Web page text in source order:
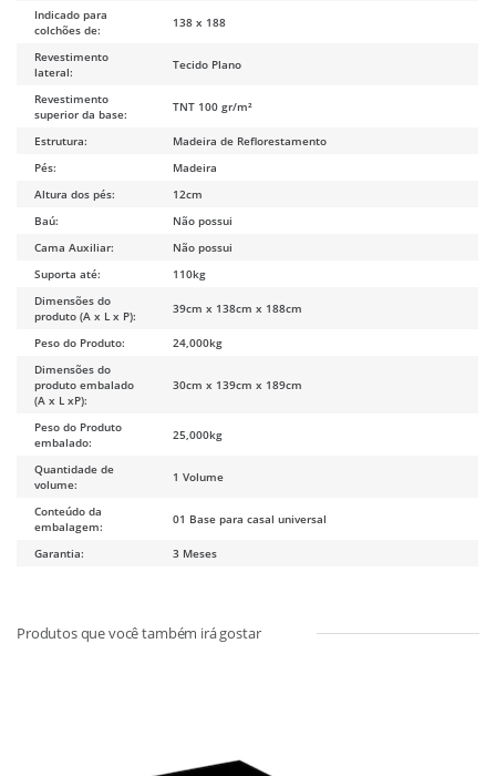
Indicado para
colchões de:
138 x 188
Revestimento
lateral:
Tecido Plano
Revestimento
superior da base:
TNT 100 gr/m²
Estrutura:
Madeira de Reflorestamento
Pés:
Madeira
Altura dos pés:
12cm
Baú:
Não possui
Cama Auxiliar:
Não possui
Suporta até:
110kg
Dimensões do
produto (A x L x P):
39cm x 138cm x 188cm
Peso do Produto:
24,000kg
Dimensões do
produto embalado
(A x L xP):
30cm x 139cm x 189cm
Peso do Produto
embalado:
25,000kg
Quantidade de
volume:
1 Volume
Conteúdo da
embalagem:
01 Base para casal universal
Garantia: 3 Meses